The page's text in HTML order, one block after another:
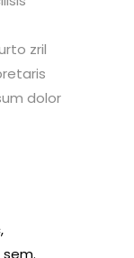
zril
dolor